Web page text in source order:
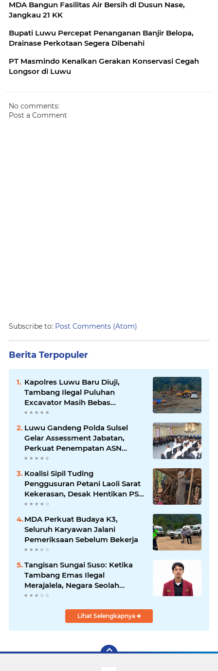
MDA Bangun Fasilitas Air Bersih di Dusun Nase,
Jangkau 21 KK
Bupati Luwu Percepat Penanganan Banjir Belopa,
Drainase Perkotaan Segera Dibenahi
PT Masmindo Kenalkan Gerakan Konservasi Cegah
Longsor di Luwu
No comments:
Post a Comment
Subscribe to: Post Comments (Atom)
Berita Terpopuler
Kapolres Luwu Baru Diuji,
Tambang Ilegal Puluhan
Excavator Masih Bebas
Beroperasi
Luwu Gandeng Polda Sulsel
Gelar Assessment Jabatan,
Perkuat Penempatan ASN
Berbasis Kompetensi
Koalisi Sipil Tuding
Penggusuran Petani Laoli Sarat
Kekerasan, Desak Hentikan PSN
PT IHIP
MDA Perkuat Budaya K3,
Seluruh Karyawan Jalani
Pemeriksaan Sebelum Bekerja
Tangisan Sungai Suso: Ketika
Tambang Emas Ilegal
Merajalela, Negara Seolah
Memilih Diam
Lihat Selengkapnya